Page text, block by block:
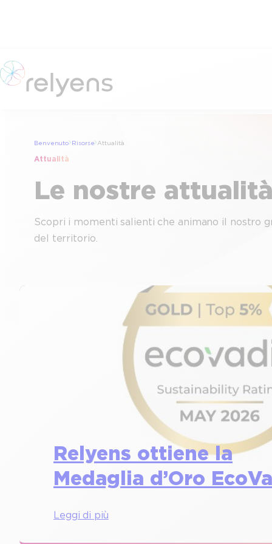
Benvenuto Risorse Attualità
Attualità
Le nostre attualità
Scopri i momenti salienti che animano il nostro
del territorio.
Relyens ottiene la
Medaglia d’Oro
Leggi di più: